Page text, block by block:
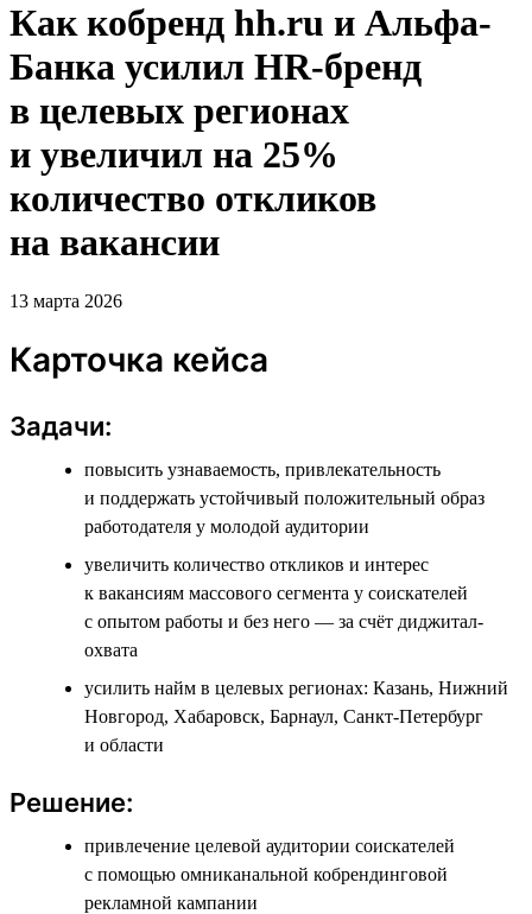
Как кобренд hh.ru и Альфа-
Банка усилил HR-бренд
в целевых регионах
и увеличил на 25%
количество откликов
на вакансии
13 марта 2026
Карточка кейса
Задачи:
повысить узнаваемость, привлекательность
и поддержать устойчивый положительный образ
работодателя у молодой аудитории
увеличить количество откликов и интерес
к вакансиям массового сегмента у соискателей
с опытом работы и без него — за счёт диджитал-
охвата
усилить найм в целевых регионах: Казань, Нижний
Новгород, Хабаровск, Барнаул, Санкт-Петербург
и области
Решение:
привлечение целевой аудитории соискателей
с помощью омниканальной кобрендинговой
рекламной кампании